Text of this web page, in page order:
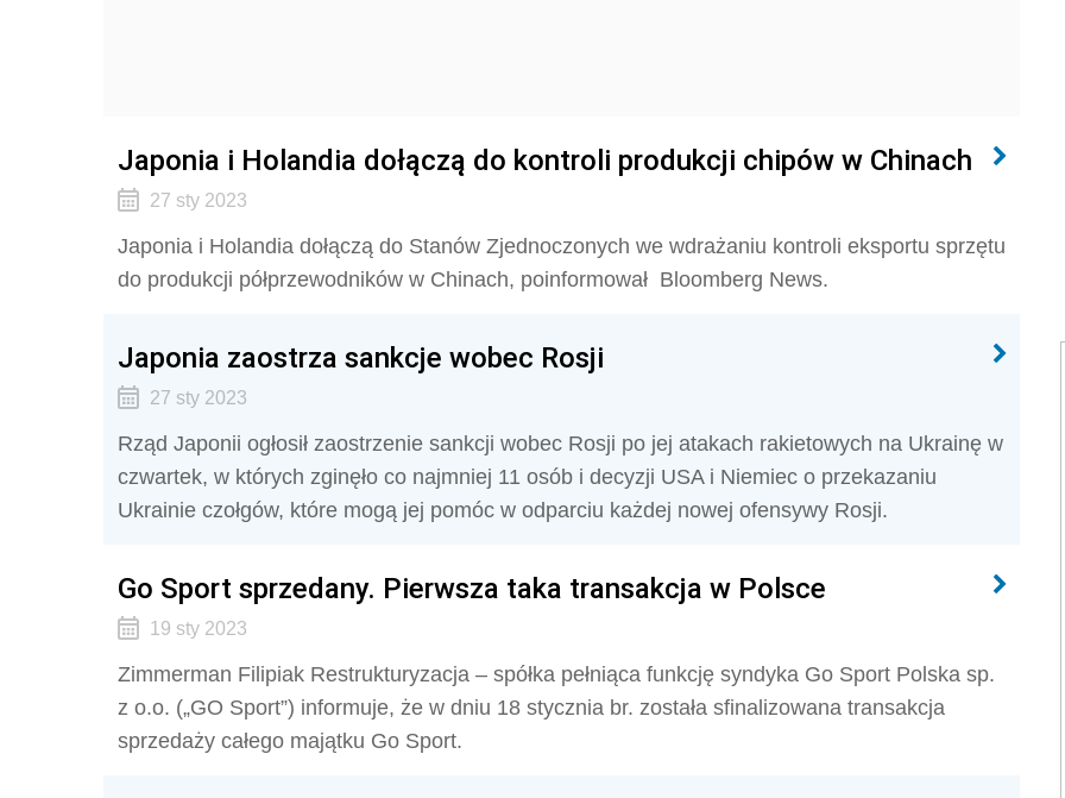
Japonia i Holandia dołączą do kontroli produkcji chipów w Chinach
27 sty 2023
Japonia i Holandia dołączą do Stanów Zjednoczonych we wdrażaniu kontroli eksportu sprzętu
do produkcji półprzewodników w Chinach, poinformował Bloomberg News.
Japonia zaostrza sankcje wobec Rosji
27 sty 2023
Rząd Japonii ogłosił zaostrzenie sankcji wobec Rosji po jej atakach rakietowych na Ukrainę w
czwartek, w których zginęło co najmniej 11 osób i decyzji USA i Niemiec o przekazaniu
Ukrainie czołgów, które mogą jej pomóc w odparciu każdej nowej ofensywy Rosji.
Go Sport sprzedany. Pierwsza taka transakcja w Polsce
19 sty 2023
Zimmerman Filipiak Restrukturyzacja – spółka pełniąca funkcję syndyka Go Sport Polska sp.
z o.o. („GO Sport”) informuje, że w dniu 18 stycznia br. została sfinalizowana transakcja
sprzedaży całego majątku Go Sport.